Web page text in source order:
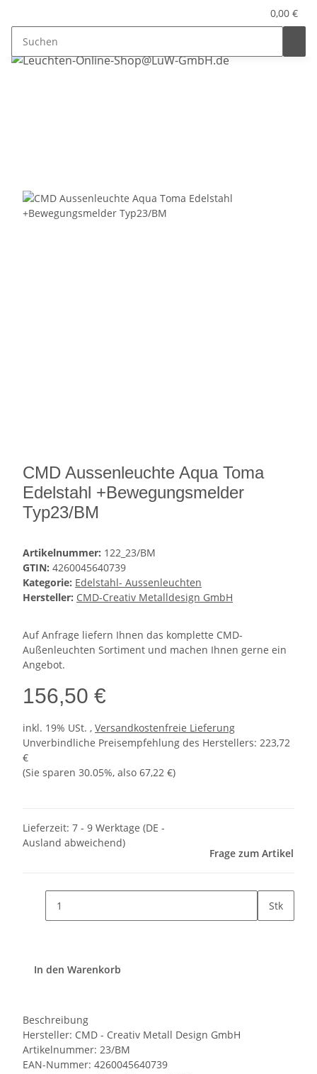
0,00 €
CMD Aussenleuchte Aqua Toma
Edelstahl +Bewegungsmelder
Typ23/BM
Artikelnummer: 122_23/BM
GTIN: 4260045640739
Kategorie: Edelstahl- Aussenleuchten
Hersteller: CMD-Creativ Metalldesign GmbH
Auf Anfrage liefern Ihnen das komplette CMD-
Außenleuchten Sortiment und machen Ihnen gerne ein
Angebot.
156,50 €
inkl. 19% USt. , Versandkostenfreie Lieferung
Unverbindliche Preisempfehlung des Herstellers: 223,72
€
(Sie sparen 30.05%, also 67,22 €)
Lieferzeit: 7 - 9 Werktage (DE -
Ausland abweichend)
Frage zum Artikel
Stk
In den Warenkorb
Beschreibung
Hersteller: CMD - Creativ Metall Design GmbH
Artikelnummer: 23/BM
EAN-Nummer: 4260045640739